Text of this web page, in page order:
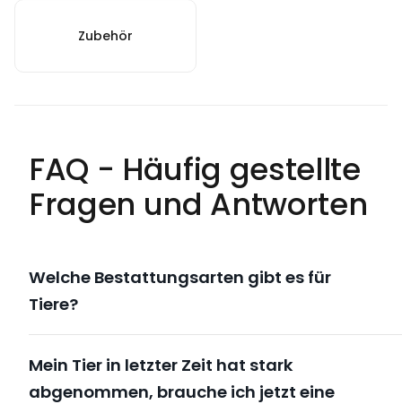
Zubehör
FAQ - Häufig gestellte
Fragen und Antworten
Welche Bestattungsarten gibt es für
Tiere?
Mein Tier in letzter Zeit hat stark
abgenommen, brauche ich jetzt eine